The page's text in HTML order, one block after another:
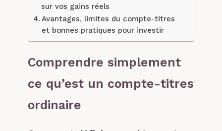
sur vos gains réels
Avantages, limites du compte-titres
et bonnes pratiques pour investir
Comprendre simplement
ce qu’est un compte-titres
ordinaire